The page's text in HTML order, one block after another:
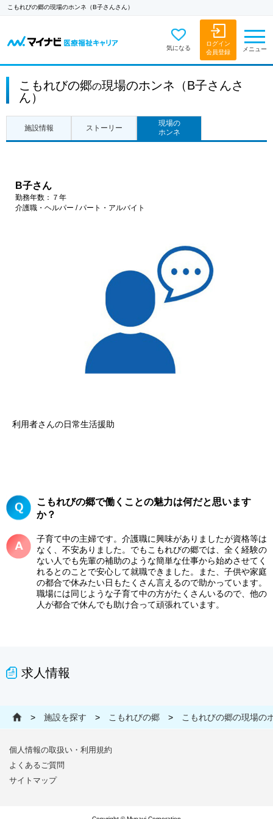
こもれびの郷の現場のホンネ（B子さんさん）
気になる
ログイン
会員登録
メニュー
こもれびの郷の現場のホンネ（B子さんさ
ん）
施設情報 ストーリー
現場の
ホンネ
B子さん
勤務年数：７年
介護職・ヘルパー / パート・アルバイト
利用者さんの日常生活援助
こもれびの郷で働くことの魅力は何だと思います
か？
子育て中の主婦です。介護職に興味がありましたが資格等は
なく、不安ありました。でもこもれびの郷では、全く経験の
ない人でも先輩の補助のような簡単な仕事から始めさせてく
れるとのことで安心して就職できました。また、子供や家庭
の都合で休みたい日もたくさん言えるので助かっています。
職場には同じような子育て中の方がたくさんいるので、他の
人が都合で休んでも助け合って頑張れています。
求人情報
> 施設を探す > こもれびの郷 > こもれびの郷の現場の
個人情報の取扱い・利用規約
よくあるご質問
サイトマップ